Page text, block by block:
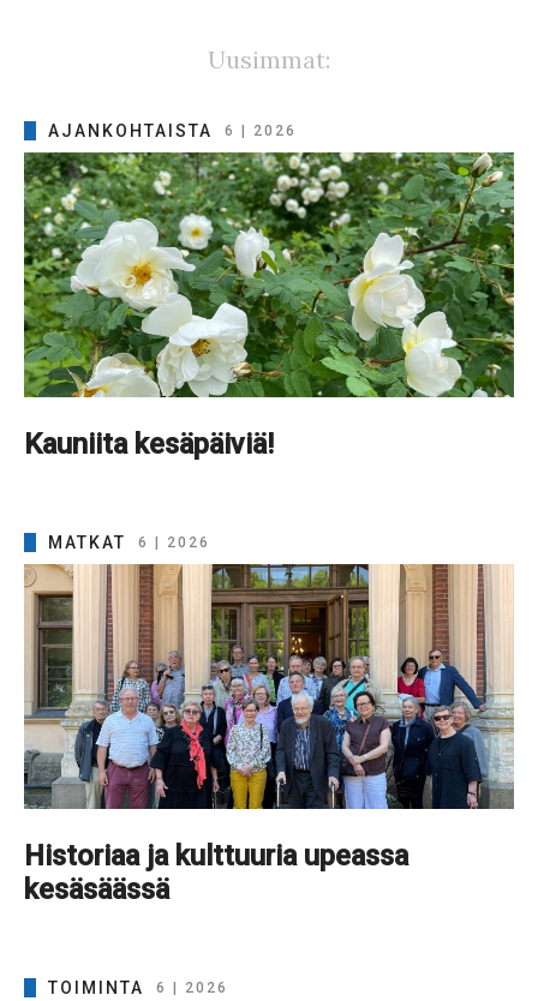
Uusimmat:
AJANKOHTAISTA 6 | 2026
Kauniita kesäpäiviä!
MATKAT 6 | 2026
Historiaa ja kulttuuria upeassa
kesäsäässä
TOIMINTA 6 | 2026